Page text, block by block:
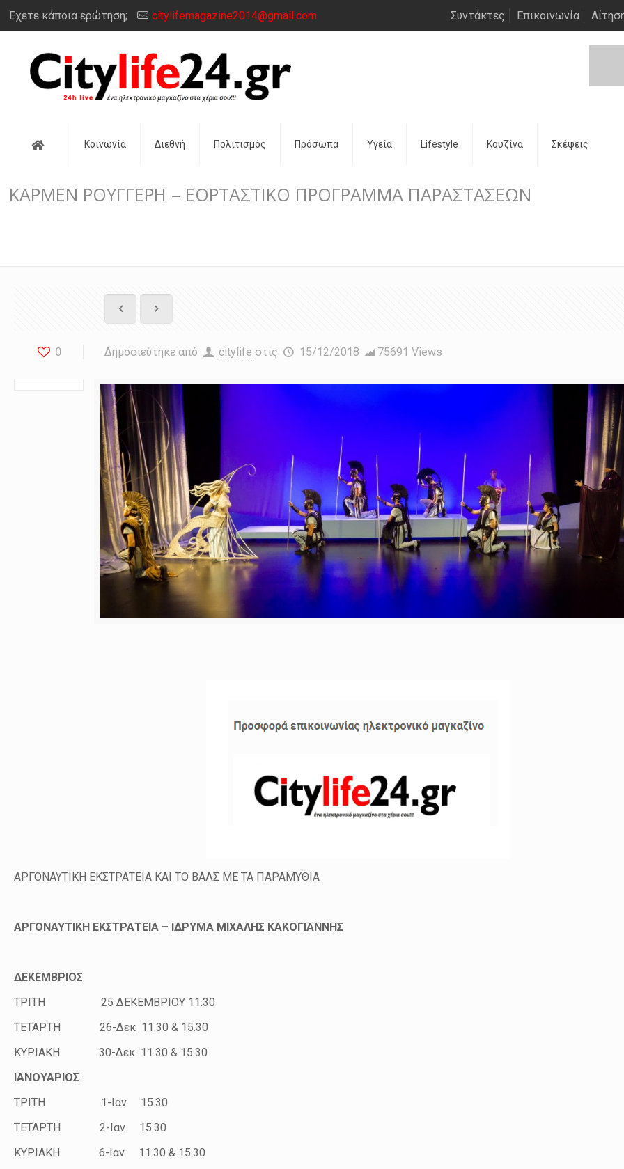
Έχετε κάποια ερώτηση; citylifemagazine2014@gmail.com Συντάκτες Επικοινωνία
Αρχική Κοινωνία Διεθνή Πολιτισμός Πρόσωπα Υγεία Lifestyle Κουζίνα Σκέψεις
ΚΑΡΜΕΝ ΡΟΥΓΓΕΡΗ – ΕΟΡΤΑΣΤΙΚΟ ΠΡΟΓΡΑΜΜΑ ΠΑΡΑΣΤΑΣΕΩΝ
0 Δημοσιεύτηκε από citylife στις 15/12/2018 75691 Views
ΑΡΓΟΝΑΥΤΙΚΗ ΕΚΣΤΡΑΤΕΙΑ ΚΑΙ ΤΟ ΒΑΛΣ ΜΕ ΤΑ ΠΑΡΑΜΥΘΙΑ
ΑΡΓΟΝΑΥΤΙΚΗ ΕΚΣΤΡΑΤΕΙΑ – ΙΔΡΥΜΑ ΜΙΧΑΛΗΣ ΚΑΚΟΓΙΑΝΝΗΣ
ΔΕΚΕΜΒΡΙΟΣ
ΤΡΙΤΗ 25 ΔΕΚΕΜΒΡΙΟΥ 11.30
ΤΕΤΑΡΤΗ 26-Δεκ 11.30 & 15.30
ΚΥΡΙΑΚΗ 30-Δεκ 11.30 & 15.30
ΙΑΝΟΥΑΡΙΟΣ
ΤΡΙΤΗ 1-Ιαν 15.30
ΤΕΤΑΡΤΗ 2-Ιαν 15.30
ΚΥΡΙΑΚΗ 6-Ιαν 11.30 & 15.30